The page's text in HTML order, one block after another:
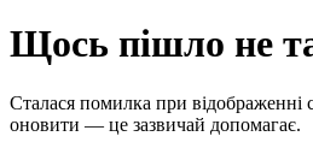
Щось пішло не
Сталася помилка при відображенні
оновити — це зазвичай допомагає.